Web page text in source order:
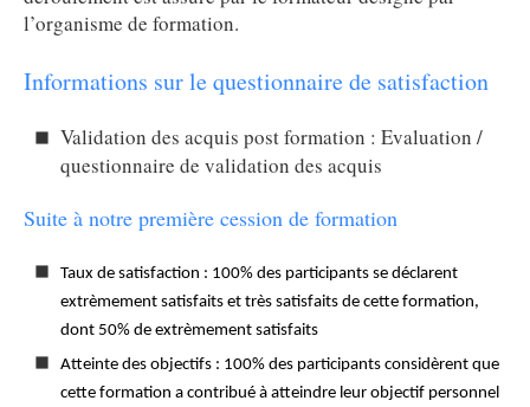
l’organisme de formation.
Informations sur le questionnaire de satisfaction
Validation des acquis post formation : Evaluation /
questionnaire de validation des acquis
Suite à notre première cession de formation
Taux de satisfaction : 100% des participants se déclarent
extrèmement satisfaits et très satisfaits de cette formation,
dont 50% de extrèmement satisfaits
Atteinte des objectifs : 100% des participants considèrent que
cette formation a contribué à atteindre leur objectif personnel